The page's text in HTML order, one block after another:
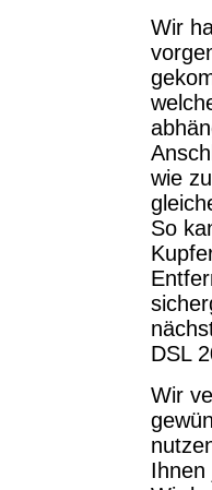
Wir
wie
So
DSL
Wir
Ihnen